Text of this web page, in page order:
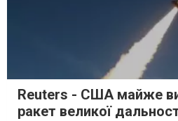
Reuters - США майже
ракет великої